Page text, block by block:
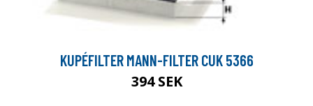
KUPÉFILTER MANN-FILTER CUK 5366
394 SEK